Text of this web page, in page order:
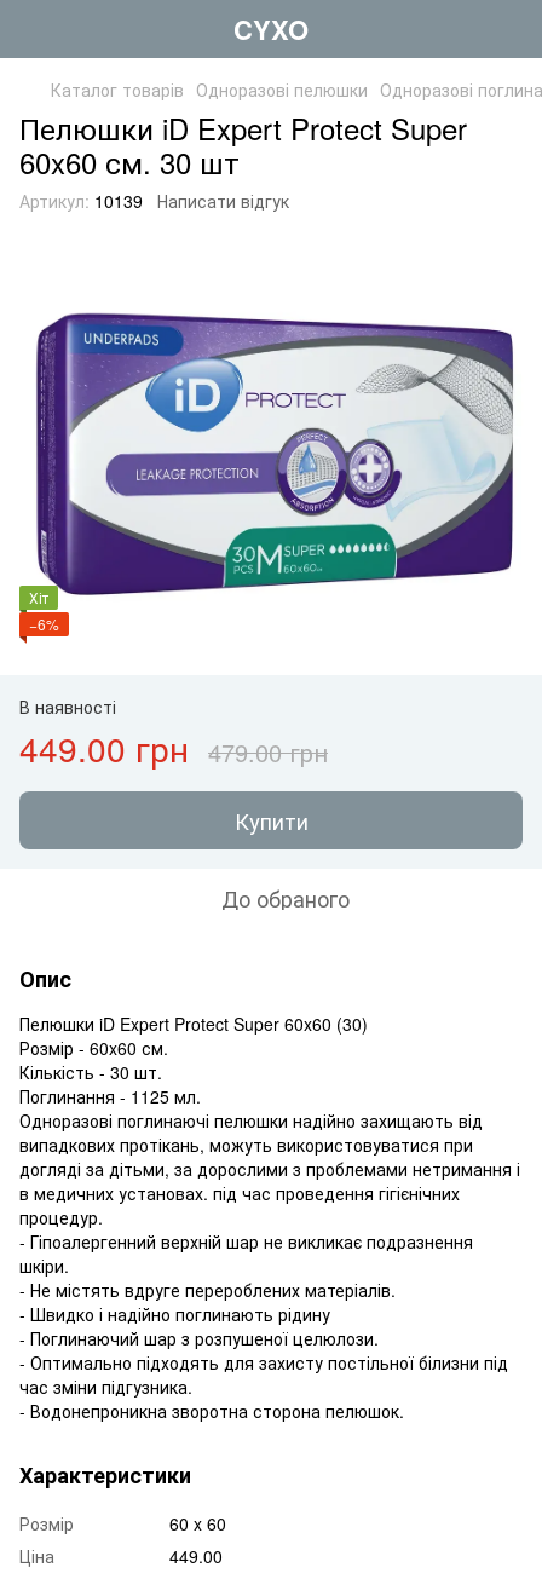
CYXO
Каталог товарів Одноразові пелюшки Одноразові
Пелюшки iD Expert Protect Super
60x60 см. 30 шт
Артикул: 10139 Написати відгук
Хіт
−6%
В наявності
449.00 грн 479.00 грн
Купити
До обраного
Опис
Пелюшки iD Expert Protect Super 60x60 (30)
Розмір - 60x60 см.
Кількість - 30 шт.
Поглинання - 1125 мл.
Одноразові поглинаючі пелюшки надійно захищають від
випадкових протікань, можуть використовуватися при
догляді за дітьми, за дорослими з проблемами нетримання і
в медичних установах. під час проведення гігієнічних
процедур.
- Гіпоалергенний верхній шар не викликає подразнення
шкіри.
- Не містять вдруге перероблених матеріалів.
- Швидко і надійно поглинають рідину
- Поглинаючий шар з розпушеної целюлози.
- Оптимально підходять для захисту постільної білизни під
час зміни підгузника.
- Водонепроникна зворотна сторона пелюшок.
Характеристики
Розмір
60 x 60
Ціна
449.00